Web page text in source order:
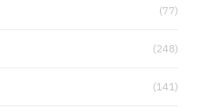
(77)
(248)
(141)